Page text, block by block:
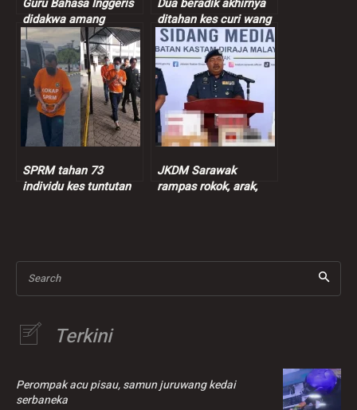
Guru Bahasa Inggeris
didakwa amang
seksual murid
perempuan 9 tahun
Dua beradik akhirnya
ditahan kes curi wang
peniaga nasi bajet
SPRM tahan 73
individu kes tuntutan
JKDM Sarawak
rampas rokok, arak,
Search
Terkini
Perompak acu pisau, samun juruwang kedai
serbaneka